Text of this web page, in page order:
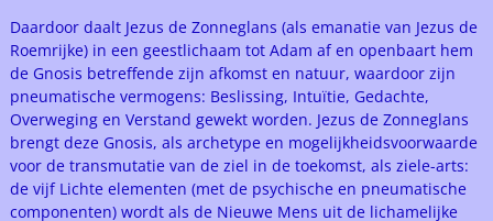
Daardoor daalt Jezus de Zonneglans (als emanatie van Jezus de
Roemrijke) in een geestlichaam tot Adam af en openbaart hem
de Gnosis betreffende zijn afkomst en natuur, waardoor zijn
pneumatische vermogens: Beslissing, Intuïtie, Gedachte,
Overweging en Verstand gewekt worden. Jezus de Zonneglans
brengt deze Gnosis, als archetype en mogelijkheidsvoorwaarde
voor de transmutatie van de ziel in de toekomst, als ziele-arts:
de vijf Lichte elementen (met de psychische en pneumatische
componenten) wordt als de Nieuwe Mens uit de lichamelijke